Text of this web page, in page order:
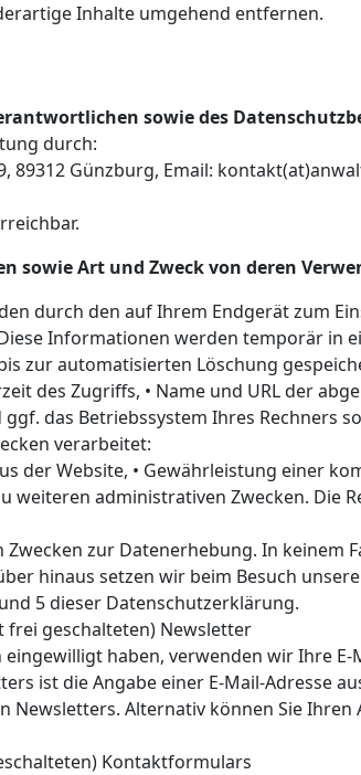
Inhalte umgehend entfernen.
sowie des
durch:
Günzburg, Email:
sowie Art und Zweck von deren
durch den auf Ihrem Endgerät zum
Informationen werden temporär in
zur automatisierten Löschung
des Zugriffs, • Name und URL der
das Betriebssystem Ihres Rechners
verarbeitet:
der Website, • Gewährleistung einer
weiteren administrativen Zwecken. Die
zur Datenerhebung. In keinem
hinaus setzen wir beim Besuch
5 dieser Datenschutzerklärung.
frei geschalteten) Newsletter
eingewilligt haben, verwenden wir Ihre
ist die Angabe einer E-Mail-Adresse
Newsletters. Alternativ können Sie
Kontaktformulars